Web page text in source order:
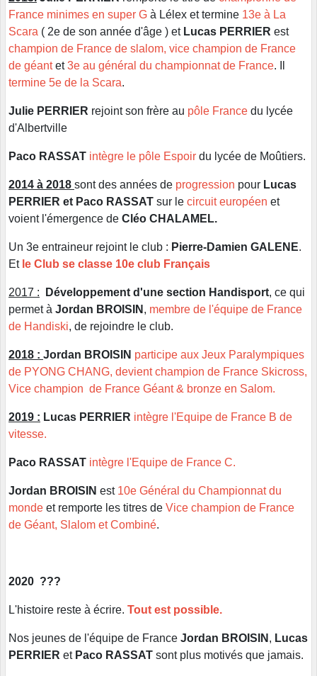
France minimes en super G à Lélex et termine 13e à La
Scara ( 2e de son année d'âge ) et Lucas PERRIER est
champion de France de slalom, vice champion de France
de géantet3e au général du championnat de France. Il
termine 5e de la Scara.
Julie PERRIER rejoint son frère au pôle France du lycée
d'Albertville
Paco RASSAT intègre le pôle Espoir du lycée de Moûtiers.
2014 à 2018 sont des années de progression pour Lucas
PERRIER et Paco RASSAT sur le circuit européen et
voient l'émergence de Cléo CHALAMEL.
Un 3e entraineur rejoint le club : Pierre-Damien GALENE.
Et le Club se classe 10e club Français
2017 : Développement d'une section Handisport, ce qui
permet à Jordan BROISIN , membre de l'équipe de France
de Handiski, de rejoindre le club.
2018 : Jordan BROISIN participe aux Jeux Paralympiques
de PYONG CHANG, devient champion de France Skicross,
Vice champion de France Géant & bronze en Salom.
2019 : Lucas PERRIER intègre l'Equipe de France B de
vitesse.
Paco RASSAT intègre l'Equipe de France C.
Jordan BROISIN est 10e Général du Championnat du
monde et remporte les titres de Vice champion de France
de Géant, Slalom et Combiné.
2020 ???
L'histoire reste à écrire. Tout est possible.
Nos jeunes de l'équipe de France Jordan BROISIN , Lucas
PERRIER et Paco RASSAT sont plus motivés que jamais.